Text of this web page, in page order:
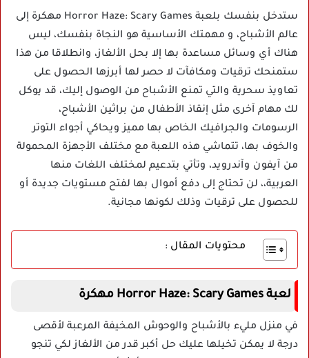
ستدخل بنفسك بلعبة Horror Haze: Scary Games مهكرة إلى
عالم الأشباح، و مهمتك الأساسية هو النجاة بنفسك، ليس
هناك أي وسائل مساعدة بها إلا بحل الألغاز، وانطلاقا من هذا
ستمنحك ترقيات ومكافآت لا حصر لها أبرزها الحصول على
تعاويذ سحرية والتي تمنع الأشباح من الوصول إليك، قد يوكل
لك مهام آخرى مثل إنقاذ الأطفال من براثين الأشباح،
الرسومات والجرافيك الخاص بها مميز ويحاكي أجواء التوتر
والخوف بها، تتماشي هذه اللعبة مع مختلف الأجهزة المحمولة
من آيفون وآندرويد، وتأتي بتدعيم لمختلف اللغات منها
العربية،، لن تحتاج إلى دفع أموال بها لفتح مستويات جديدة أو
للحصول على ترقيات وذلك لكونها مجانية.
محتويات المقال :
لعبة Horror Haze: Scary Games مهكرة
في منزل مليء بالأشباح والوحوش المخيفة المرعبة لأقصى
درجة لا يمكن تخيلها عليك حل أكبر قدر من الألغاز لكي تنجو